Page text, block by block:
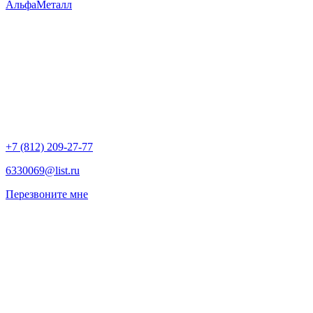
АльфаМеталл
+7 (812) 209-27-77
6330069@list.ru
Перезвоните мне